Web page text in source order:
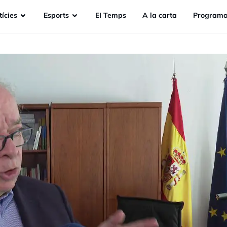
Esports EI Temps A la carta